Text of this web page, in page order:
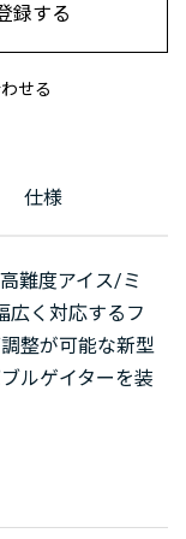
せる
録する
仕様
難度アイス/ミ
広く対応するフ
整が可能な新型
ルゲイターを装